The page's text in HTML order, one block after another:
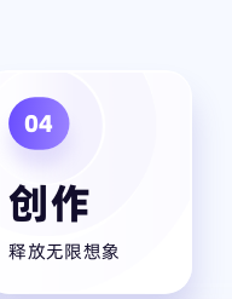
04
创作
释放无限想象